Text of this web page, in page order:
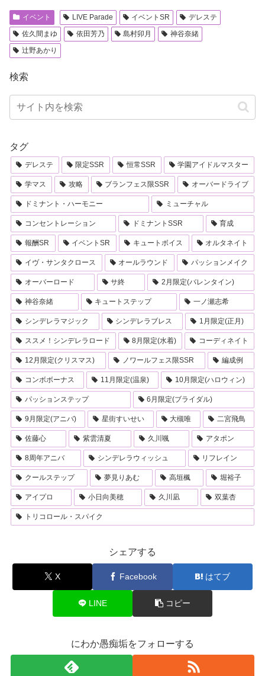
イベント LIVE Parade イベントSR
デレステ
佐久間まゆ
依田芳乃 島村卯月
神谷奈緒
辻野あかり
検索
タグ
デレステ 限定SSR 恒常SSR 学園アイドルマスター
学マス 攻略 ブランフェス限SSR オーバードライブ
ドミナント・ハーモニー ミューチャル
コンセントレーション ドミナントSSR 育成
報酬SR イベントSR キュートボイス オルタネイト
イヴ・サンタクロース オールラウンド パッションメイク
オーバーロード サ終 2月限定(バレンタイン)
神谷奈緒 キュートステップ 一ノ瀬志希
シンデレラマジック シンデレラブレス 1月限定(正月)
ススメ！シンデレラロード 8月限定(水着) コーディネイト
12月限定(クリスマス) ノワールフェス限SSR 編成例
コンボボーナス 11月限定(温泉) 10月限定(ハロウィン)
パッションステップ 6月限定(ブライダル)
9月限定(アニバ) 星街すいせい 大槻唯 二宮飛鳥
佐藤心 紫雲清夏 久川颯 アタポン
8周年アニバ シンデレラウィッシュ リフレイン
クールステップ 夢見りあむ 高垣楓 堀裕子
アイプロ 小日向美穂 久川凪 双葉杏
トリコロール・スパイク
シェアする
X Facebook はてブ
LINE コピー
にわか愚痴垢をフォローする